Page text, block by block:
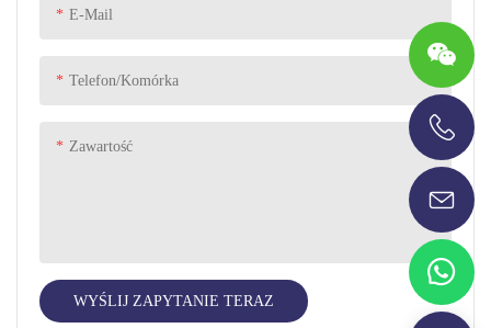
E-Mail
Telefon/komórka
Zawartość
WYŚLIJ ZAPYTANIE TERAZ